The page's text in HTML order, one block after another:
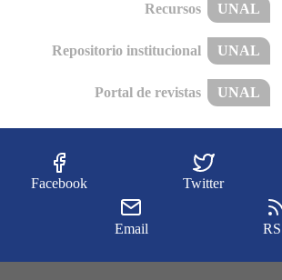
Recursos UNAL
Repositorio institucional UNAL
Portal de revistas UNAL
Facebook Twitter
Email